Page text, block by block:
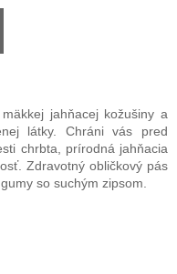
jahňacej kožušiny a
látky. Chráni vás pred
chrbta, prírodná jahňacia
Zdravotný obličkový pás
so suchým zipsom.